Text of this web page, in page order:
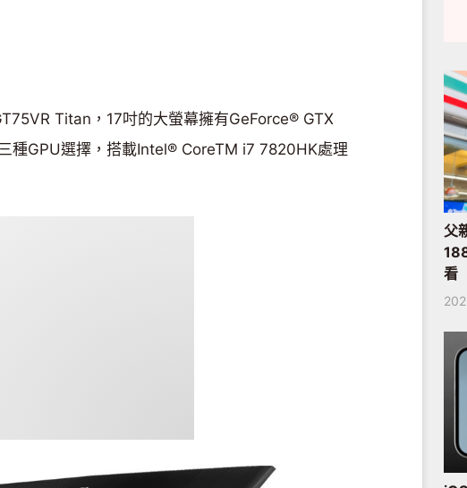
Titan，17吋的大螢幕擁有GeForce® GTX
種GPU選擇，搭載Intel® CoreTM i7 7820HK處理
父
看